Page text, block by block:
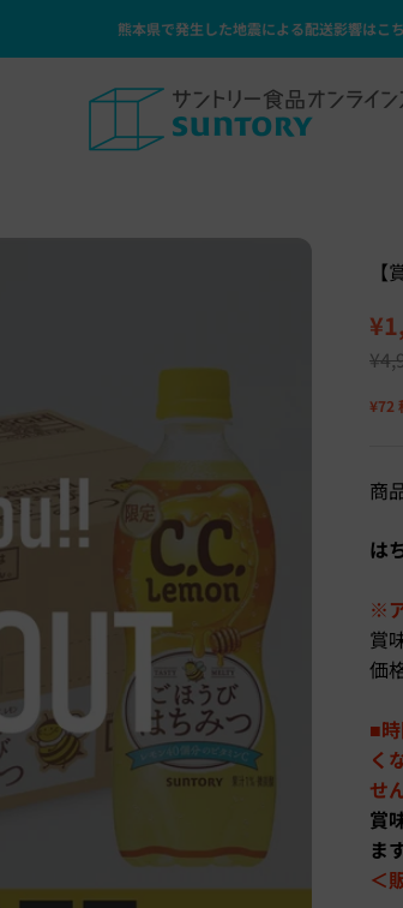
熊本県で発生した地震による配送影響はこ
サントリー食品オンラインストア
¥72
商
は
※
賞
価
■
く
せ
賞
ま
＜